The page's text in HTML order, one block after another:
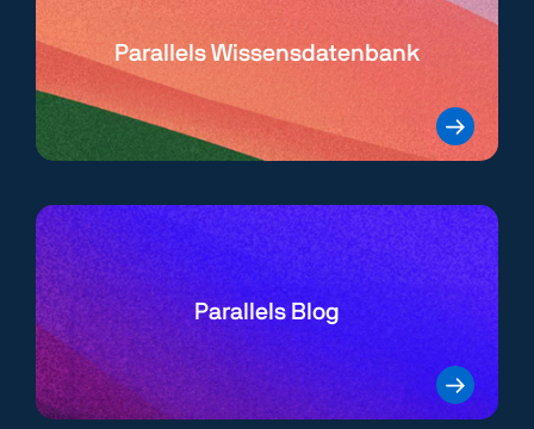
Parallels Wissensdatenbank
Parallels Blog